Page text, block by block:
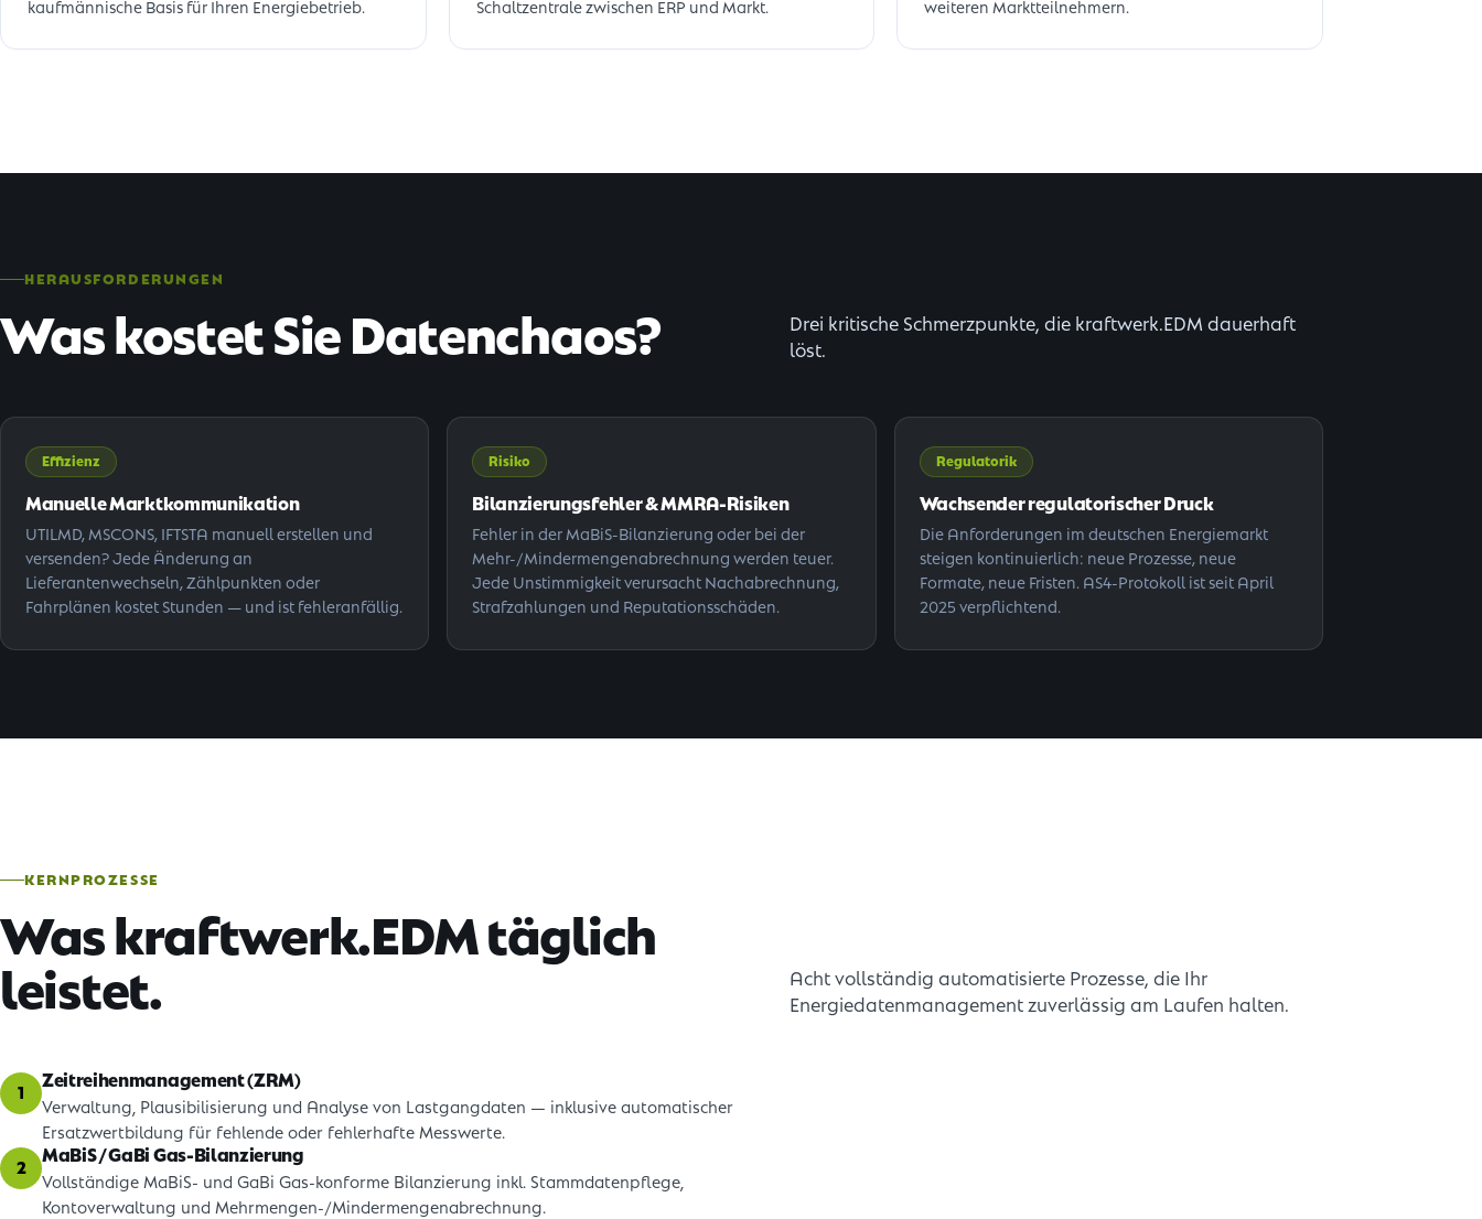
kaufmännische Basis für Ihren Energiebetrieb.
Schaltzentrale zwischen ERP und Markt.
weiteren Marktteilnehmern.
HERAUSFORDERUNGEN
Was kostet Sie Datenchaos?
Drei kritische Schmerzpunkte, die kraftwerk.EDM dauerhaft
löst.
Effizienz
Manuelle Marktkommunikation
UTILMD, MSCONS, IFTSTA manuell erstellen und
versenden? Jede Änderung an
Lieferantenwechseln, Zählpunkten oder
Fahrplänen kostet Stunden — und ist fehleranfällig.
Risiko
Bilanzierungsfehler & MMRA-Risiken
Fehler in der MaBiS-Bilanzierung oder bei der
Mehr-/Mindermengenabrechnung werden teuer.
Jede Unstimmigkeit verursacht Nachabrechnung,
Strafzahlungen und Reputationsschäden.
Regulatorik
Wachsender regulatorischer Druck
Die Anforderungen im deutschen Energiemarkt
steigen kontinuierlich: neue Prozesse, neue
Formate, neue Fristen. AS4-Protokoll ist seit April
2025 verpflichtend.
KERNPROZESSE
Was kraftwerk.EDM täglich
leistet.
Acht vollständig automatisierte Prozesse, die Ihr
Energiedatenmanagement zuverlässig am Laufen halten.
1
Zeitreihenmanagement (ZRM)
Verwaltung, Plausibilisierung und Analyse von Lastgangdaten — inklusive automatischer
Ersatzwertbildung für fehlende oder fehlerhafte Messwerte.
2
MaBiS / GaBi Gas-Bilanzierung
Vollständige MaBiS- und GaBi Gas-konforme Bilanzierung inkl. Stammdatenpflege,
Kontoverwaltung und Mehrmengen-/Mindermengenabrechnung.